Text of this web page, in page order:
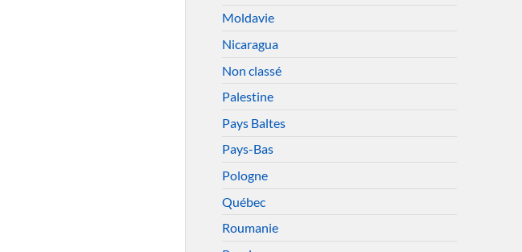
Moldavie
Nicaragua
Non classé
Palestine
Pays Baltes
Pays-Bas
Pologne
Québec
Roumanie